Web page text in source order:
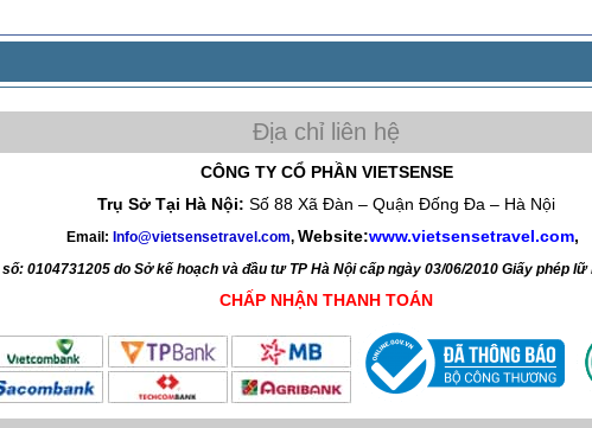
CÔNG TY CỔ PHẦN VIETSENSE
Trụ Sở Tại Hà Nội: Số 88 Xã Đàn – Quận Đống Đa – Hà Nội
Email: Info@vietsensetravel.com, Website:www.vietsensetravel.com,
0104731205 do Sở kế hoạch và đầu tư TP Hà Nội cấp ngày 03/06/2010 Giấy phép lữ
CHẤP NHẬN THANH TOÁN